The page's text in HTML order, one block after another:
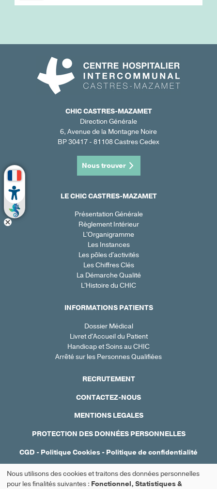
CHIC CASTRES-MAZAMET
Direction Générale
6, Avenue de la Montagne Noire
BP 30417 - 81108 Castres Cedex
Nous trouver
LE CHIC CASTRES-MAZAMET
Présentation Générale
Règlement Intérieur
L'Organigramme
Les Instances
Les pôles d'activités
Les Chiffres Clés
La Démarche Qualité
L'Histoire du CHIC
INFORMATIONS PATIENTS
Dossier Médical
Livret d'Accueil du Patient
Handicap et Soins au CHIC
Arrêté sur les Personnes Qualifiées
RECRUTEMENT
CONTACTEZ-NOUS
MENTIONS LEGALES
PROTECTION DES DONNÉES PERSONNELLES
CGD - Politique Cookies - Politique de confidentialité
Réalisation : Ascomedia
Utilisation
Nous utilisons des cookies et traitons des données personnelles
pour les finalités suivantes : Fonctionnel, Statistiques &